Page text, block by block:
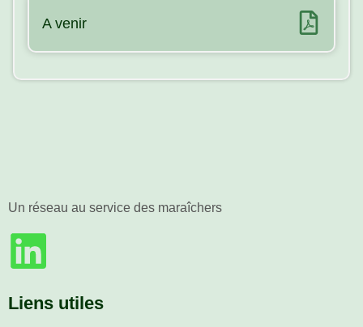
A venir
Un réseau au service des maraîchers
Liens utiles